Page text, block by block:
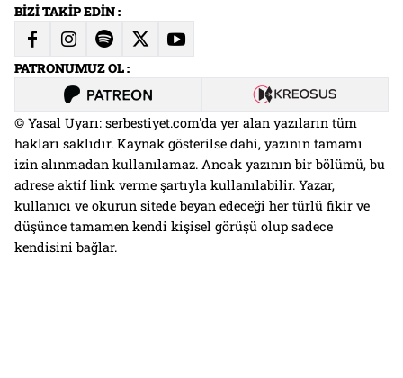
BİZİ TAKİP EDİN :
PATRONUMUZ OL :
© Yasal Uyarı: serbestiyet.com'da yer alan yazıların tüm
hakları saklıdır. Kaynak gösterilse dahi, yazının tamamı
izin alınmadan kullanılamaz. Ancak yazının bir bölümü, bu
adrese aktif link verme şartıyla kullanılabilir. Yazar,
kullanıcı ve okurun sitede beyan edeceği her türlü fikir ve
düşünce tamamen kendi kişisel görüşü olup sadece
kendisini bağlar.